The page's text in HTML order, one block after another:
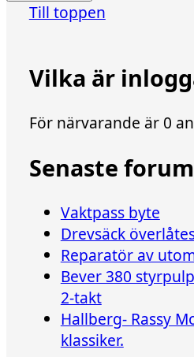
Till toppen
Vilka är
För närvarande är 0
Senaste
Vaktpass byte
Drevsäck
Reparatör av
Bever 380
2-takt
Hallberg- Rassy
klassiker.